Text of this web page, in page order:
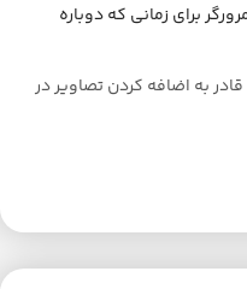
برای زمانی که دوباره
به اضافه کردن تصاویر در